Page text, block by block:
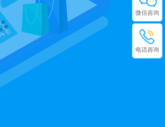
微信咨询
电话咨询